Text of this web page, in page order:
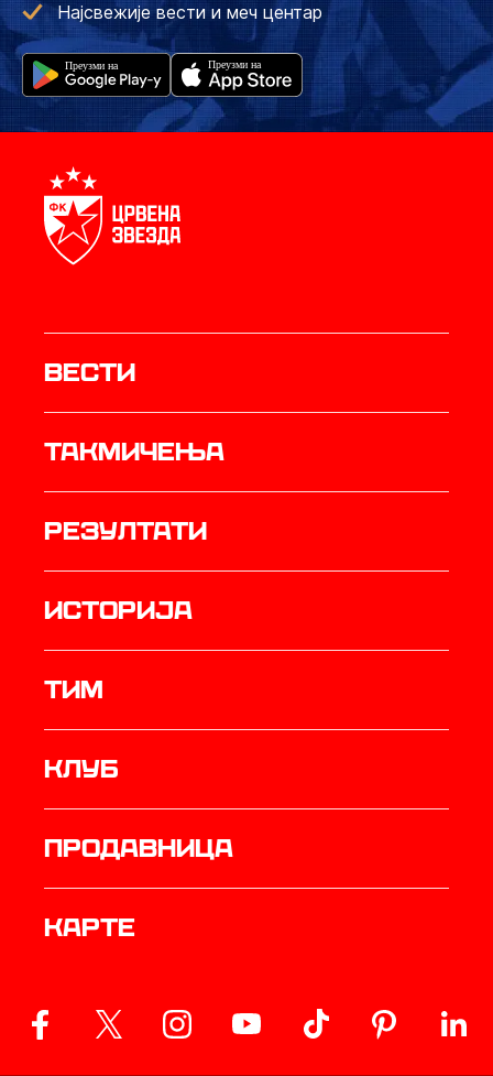
Најсвежије вести и меч центар
Вести
Такмичења
резултати
историја
ТИМ
Клуб
продавница
Карте